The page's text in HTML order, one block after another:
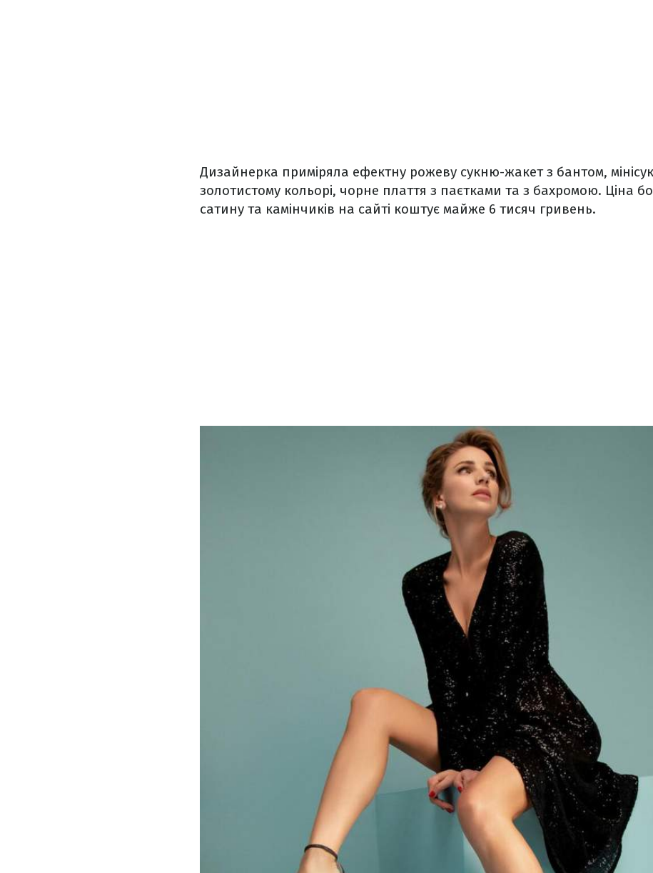
Дизайнерка приміряла ефектну рожеву сукню-жакет з бантом,
золотистому кольорі, чорне плаття з паєтками та з бахромою. Ціна
сатину та камінчиків на сайті коштує майже 6 тисяч гривень.